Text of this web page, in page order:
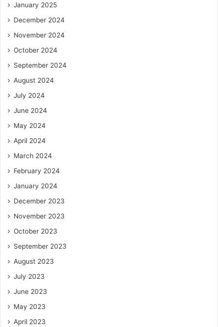
January 2025
December 2024
November 2024
October 2024
September 2024
August 2024
July 2024
June 2024
May 2024
April 2024
March 2024
February 2024
January 2024
December 2023
November 2023
October 2023
September 2023
August 2023
July 2023
June 2023
May 2023
April 2023